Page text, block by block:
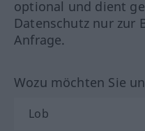
optional und dient
Datenschutz nur zur
Anfrage.
Wozu möchten Sie